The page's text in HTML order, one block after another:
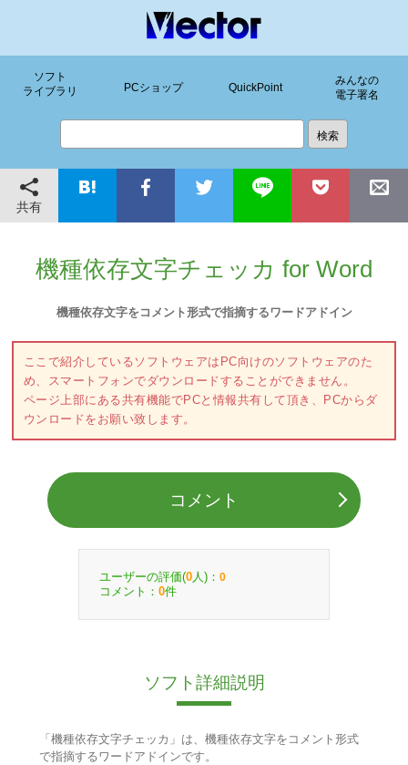
ソフト
ライブラリ
PCショップ QuickPoint
みんなの
電子署名
共有
機種依存文字チェッカ for Word
機種依存文字をコメント形式で指摘するワードアドイン
ここで紹介しているソフトウェアはPC向けのソフトウェアのた
め、スマートフォンでダウンロードすることができません。
ページ上部にある共有機能でPCと情報共有して頂き、PCからダ
ウンロードをお願い致します。
コメント
ユーザーの評価(0 人)： 0
コメント： 0件
ソフト詳細説明
「機種依存文字チェッカ」は、機種依存文字をコメント形式
で指摘するワードアドインです。